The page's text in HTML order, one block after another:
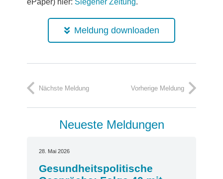
Meldung downloaden
Nächste Meldung Vorherige Meldung
Neueste Meldungen
28. Mai 2026
Gesundheitspolitische